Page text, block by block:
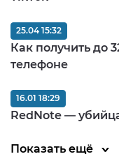
Как получить до
телефоне
25.04 15:32
RedNote —
16.01 18:29
Показать ещё